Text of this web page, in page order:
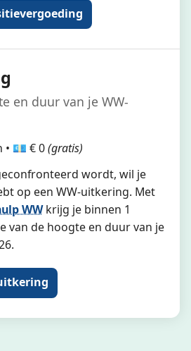
en duur van je WW-
💶 € 0(gratis)
wordt, wil je
op een WW-uitkering. Met
WWkrijg je binnen 1
van de hoogte en duur van je